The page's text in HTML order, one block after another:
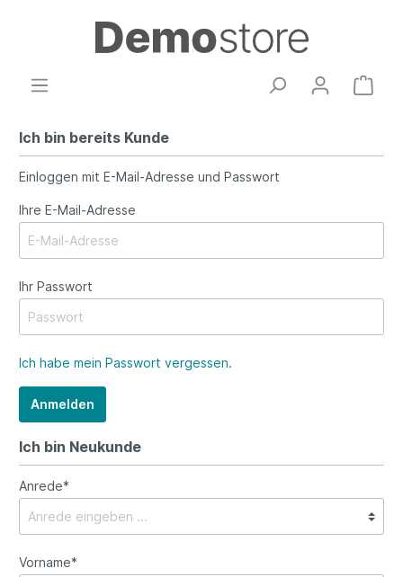
Ich bin bereits Kunde
Einloggen mit E-Mail-Adresse und Passwort
Ihre E-Mail-Adresse
Ihr Passwort
Ich habe mein Passwort vergessen.
Anmelden
Ich bin Neukunde
Anrede*
Vorname*